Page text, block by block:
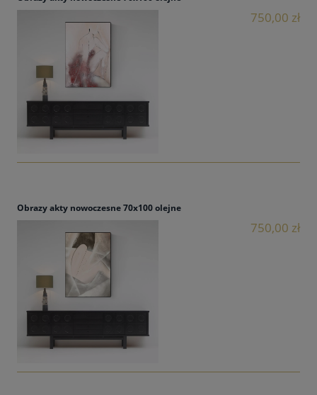
750,00 zł
Obrazy akty nowoczesne 70x100 olejne
750,00 zł